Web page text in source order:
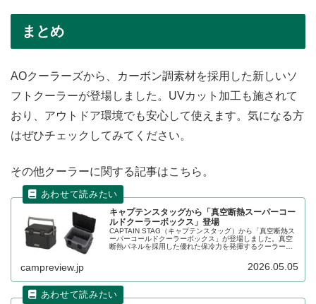
まとめ
AOクーラーズから、カーボン調素材を採用した新しいソ
フトクーラーが登場しました。UVカット加工も施されて
おり、アウトドア環境でも安心して使えます。気になる方
はぜひチェックしてみてください。
その他クーラーに関する記事はこちら。
キャプテンスタッグから「真空断熱スーパーコー
ルドクーラーボックス」登場
CAPTAIN STAG（キャプテンスタッグ）から「真空断熱ス
ーパーコールドクーラーボックス」が登場しました。真空
断熱パネルを採用した優れた保冷力を発揮するクーラーボ
食材や飲み物の冷たさをしっかりキープします。詳細をレ
campreview.jp 2026.05.05